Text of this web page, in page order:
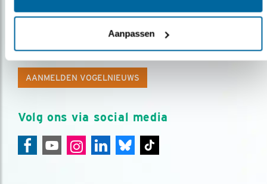
Aanpassen
Op de hoogte blijven?
Meld je aan en ontvang nieuws, inspiratie, acties en tips
AANMELDEN VOGELNIEUWS
Volg ons via social media